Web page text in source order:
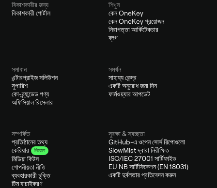
বিকাশকারীর জন্য
বিকাশকারী পোর্টাল
শিখুন
কেন OneKey
কেন OneKey প্রয়োজন
নিরাপত্তা আর্কিটেকচার
ব্লগ
সমাধান
এন্টারপ্রাইজ সলিউশন
সুপারিশ
কো-ব্র্যান্ডেড পণ্য
অফিসিয়াল রিসেলার
সমর্থন
সাহায্য কেন্দ্র
একটি অনুরোধ জমা দিন
ফার্মওয়্যার আপডেট
সম্পর্কিত
প্রতিষ্ঠানের তথ্য
কেরিয়ার
নিয়োগ
মিডিয়া কিটস
গোপনীয়তা নীতি
ব্যবহারকারী চুক্তি
টিম যাচাইকরণ
সুরক্ষা & স্বচ্ছতা
GitHub-এ ওপেন সোর্স রিপোগুলো
SlowMist দ্বারা নিরীক্ষিত
ISO/IEC 27001 সার্টিফাইড
EU NB সার্টিফিকেশন (EN 18031)
একটি দুর্বলতার প্রতিবেদন করুন